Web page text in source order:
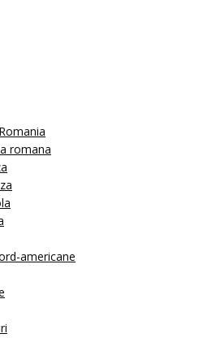
romana
americane